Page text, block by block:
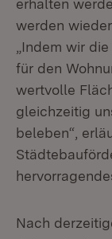
erhalten
werden
„Indem wir
für den
wertvolle
gleichzeitig
beleben“,
Nach